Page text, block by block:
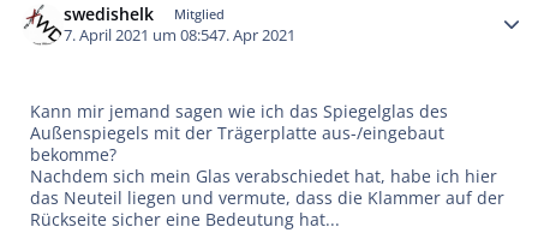
swedishelk Mitglied
7. April 2021 um 08:547. Apr 2021
Kann mir jemand sagen wie ich das Spiegelglas des
Außenspiegels mit der Trägerplatte aus-/eingebaut
bekomme?
Nachdem sich mein Glas verabschiedet hat, habe ich hier
das Neuteil liegen und vermute, dass die Klammer auf der
Rückseite sicher eine Bedeutung hat...